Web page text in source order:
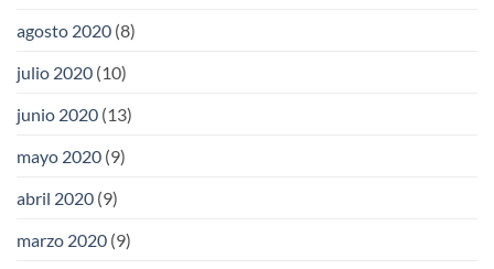
agosto 2020 (8)
julio 2020 (10)
junio 2020 (13)
mayo 2020 (9)
abril 2020 (9)
marzo 2020 (9)